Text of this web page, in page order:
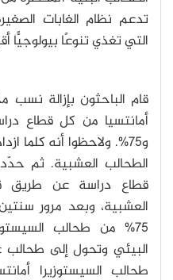
تدعم نظام الغابات
التي تغذي تنوعًا بيولوجيًّا
قام الباحثون بإزالة
و75%. ولاحظوا أنه كلما
الطحالب العشبية. ثم
قطاع دراسة عن طريق
العشبية، وبعد مرور
75% من طحالب
البيئي وتحول إلى
طحالب السيستوزيرا